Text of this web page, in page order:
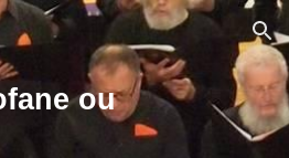
Skip to navigation
ou